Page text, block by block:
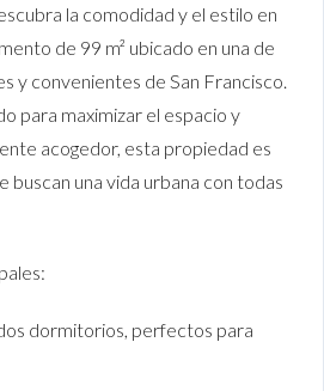
la comodidad y el estilo en
de 99 m² ubicado en una de
y convenientes de San Francisco.
para maximizar el espacio y
acogedor, esta propiedad es
buscan una vida urbana con todas
dormitorios, perfectos para